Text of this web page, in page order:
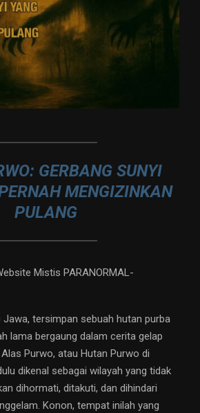
GERBANG SUNYI
MENGIZINKAN
PULANG
Mistis PARANORMAL-
Jawa, tersimpan sebuah hutan purba
lama bergaung dalam cerita gelap
Purwo, atau Hutan Purwo di
dikenal sebagai wilayah yang tidak
dihormati, ditakuti, dan dihindari
Konon, tempat inilah yang